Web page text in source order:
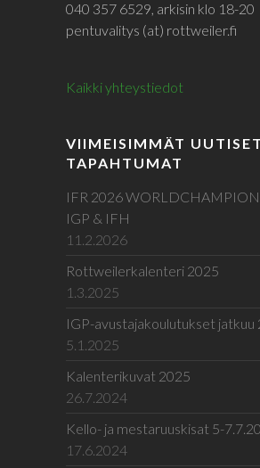
040 357 6529, arkisin klo 18-20
pentuvalitys (at) rottweiler.fi
Kaikki yhteystiedot
VIIMEISIMMÄT
TAPAHTUMAT
IFR 2026
IGP & IFH
11.2.2026
Rottweilerkalenteri 2025
1.3.2025
IGP-avustajakoulutukset jatkuu
5.1.2025
Kalenterikuvat 2025
26.7.2024
Kello- ja mestaruuskisat 5-
17.6.2024